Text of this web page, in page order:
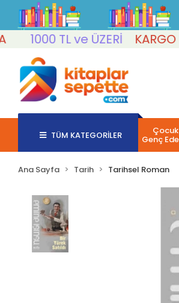
1000 TL ve ÜZERİ KARGO
TÜM KATEGORİLER Genç
Ana Sayfa
Tarih Tarihsel Roman